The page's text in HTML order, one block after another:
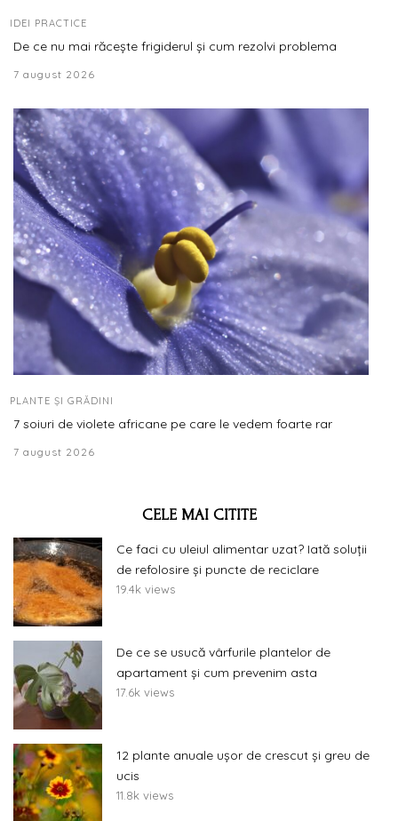
IDEI PRACTICE
De ce nu mai răcește frigiderul și cum rezolvi problema
7 august 2026
PLANTE ȘI GRĂDINI
7 soiuri de violete africane pe care le vedem foarte rar
7 august 2026
CELE MAI CITITE
Ce faci cu uleiul alimentar uzat? Iată soluții
de refolosire și puncte de reciclare
19.4k views
De ce se usucă vârfurile plantelor de
apartament și cum prevenim asta
17.6k views
12 plante anuale ușor de crescut și greu de
ucis
11.8k views